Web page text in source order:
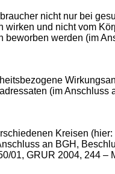
nicht nur bei
und nicht vom
werden (im
(im
Kreisen
an BGH,
01, GRUR 2004, 244 –